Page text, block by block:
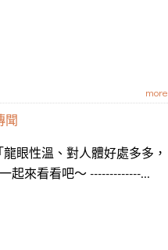
more
聞
眼性溫、對人體好處多多，
起來看看吧～ -------------...